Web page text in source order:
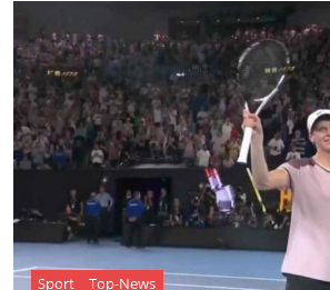
Sport Top-News